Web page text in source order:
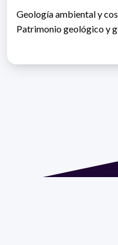
Geología ambiental y
Patrimonio geológico y